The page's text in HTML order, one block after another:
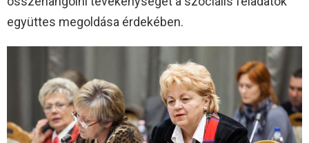
együttes megoldása érdekében.